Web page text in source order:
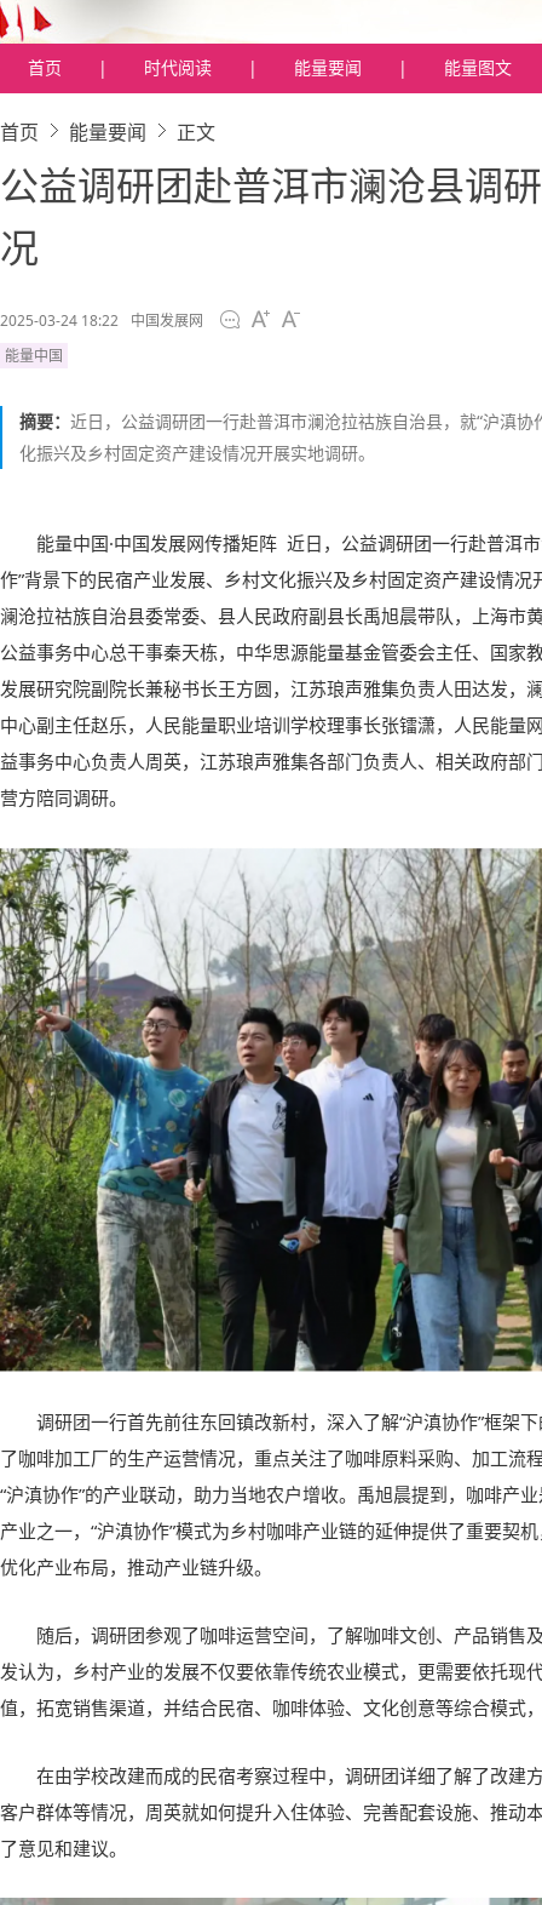
首页 | 时代阅读 | 能量要闻 | 能量图文
首页 能量要闻 正文
公益调研团赴普洱市澜沧县调
况
2025-03-24 18:22
中国发展网
能量中国
摘要： 近日，公益调研团一行赴普洱市澜沧拉祜族自治县，就“沪滇
化振兴及乡村固定资产建设情况开展实地调研。
能量中国·中国发展网传播矩阵 近日，公益调研团一行赴普洱
作”背景下的民宿产业发展、乡村文化振兴及乡村固定资产建设情
澜沧拉祜族自治县委常委、县人民政府副县长禹旭晨带队，上海市
公益事务中心总干事秦天栋，中华思源能量基金管委会主任、国家
发展研究院副院长兼秘书长王方圆，江苏琅声雅集负责人田达发，
中心副主任赵乐，人民能量职业培训学校理事长张镭潇，人民能量
益事务中心负责人周英，江苏琅声雅集各部门负责人、相关政府部
营方陪同调研。
调研团一行首先前往东回镇改新村，深入了解“沪滇协作”框架
了咖啡加工厂的生产运营情况，重点关注了咖啡原料采购、加工流
“沪滇协作”的产业联动，助力当地农户增收。禹旭晨提到，咖啡产
产业之一，“沪滇协作”模式为乡村咖啡产业链的延伸提供了重要契
优化产业布局，推动产业链升级。
随后，调研团参观了咖啡运营空间，了解咖啡文创、产品销售
发认为，乡村产业的发展不仅要依靠传统农业模式，更需要依托现
值，拓宽销售渠道，并结合民宿、咖啡体验、文化创意等综合模式
在由学校改建而成的民宿考察过程中，调研团详细了解了改建
客户群体等情况，周英就如何提升入住体验、完善配套设施、推动
了意见和建议。